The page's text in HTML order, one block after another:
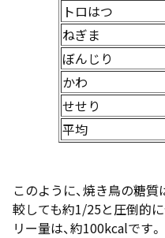
トロはつ
ねぎま
ぼんじり
かわ
せせり
平均
このように、焼き鳥の糖質
較しても約1/25と圧倒的
リー量は、約100kcalです。